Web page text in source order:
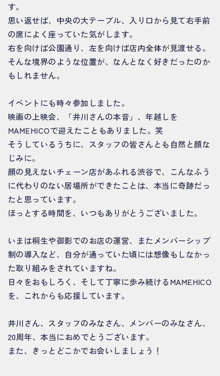
す。
思い返せば、中央の大テーブル、入り口から見て右手前
の席によく座っていた気がします。
右を向けば公園通り、左を向けば店内全体が見渡せる。
そんな境界のような位置が、なんとなく好きだったのか
もしれません。
イベントにも時々参加しました。
映画の上映会、「井川さんの本音」、年越しを
MAMEHICOで迎えたこともありました。笑
そうしているうちに、スタッフの皆さんとも自然と顔な
じみに。
顔の見えないチェーン店があふれる渋谷で、こんなふう
に代わりのない居場所ができたことは、本当に奇跡だっ
たと思っています。
ほっとする時間を、いつもありがとうございました。
いまは桐生や御影でのお店の運営、またメンバーシップ
制の導入など、自分が通っていた頃には想像もしなかっ
た取り組みをされていますね。
日々をおもしろく、そして丁寧に歩み続けるMAMEHICO
を、これからも応援しています。
井川さん、スタッフのみなさん、メンバーのみなさん、
20周年、本当におめでとうございます。
また、きっとどこかでお会いしましょう！